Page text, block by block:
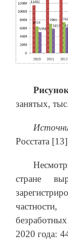
занятых,
Росстата
стране
2020 года: